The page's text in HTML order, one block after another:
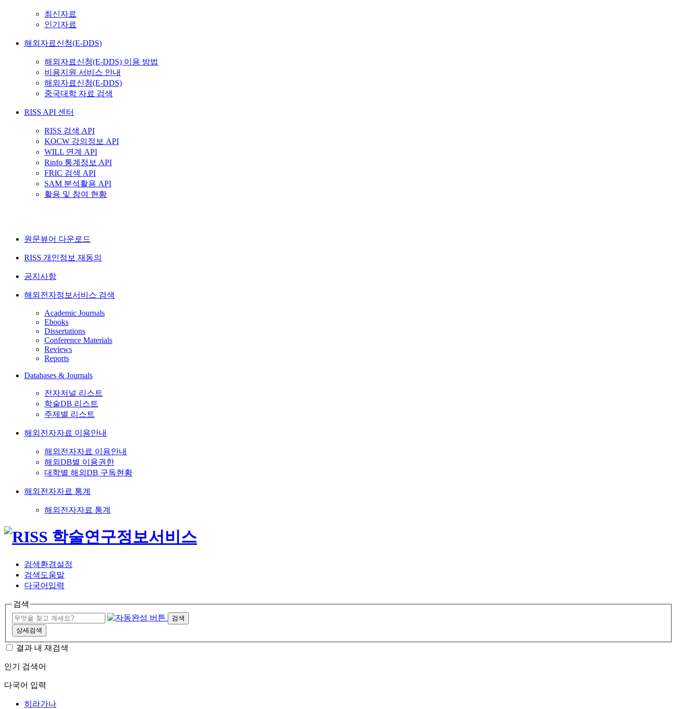
최신자료
인기자료
해외자료신청(E-DDS)
해외자료신청(E-DDS) 이용 방법
비용지원 서비스 안내
해외자료신청(E-DDS)
중국대학 자료 검색
RISS API 센터
RISS 검색 API
KOCW 강의정보 API
WILL 연계 API
Rinfo 통계정보 API
FRIC 검색 API
SAM 분석활용 API
활용 및 참여 현황
원문뷰어 다운로드
RISS 개인정보 재동의
공지사항
해외전자정보서비스 검색
Academic Journals
Ebooks
Dissertations
Conference Materials
Reviews
Reports
Databases & Journals
전자저널 리스트
학술DB 리스트
주제별 리스트
해외전자자료 이용안내
해외전자자료 이용안내
해외DB별 이용권한
대학별 해외DB 구독현황
해외전자자료 통계
해외전자자료 통계
검색환경설정
검색도움말
다국어입력
검색
검색
상세검색
결과 내 재검색
인기 검색어
다국어 입력
히라가나